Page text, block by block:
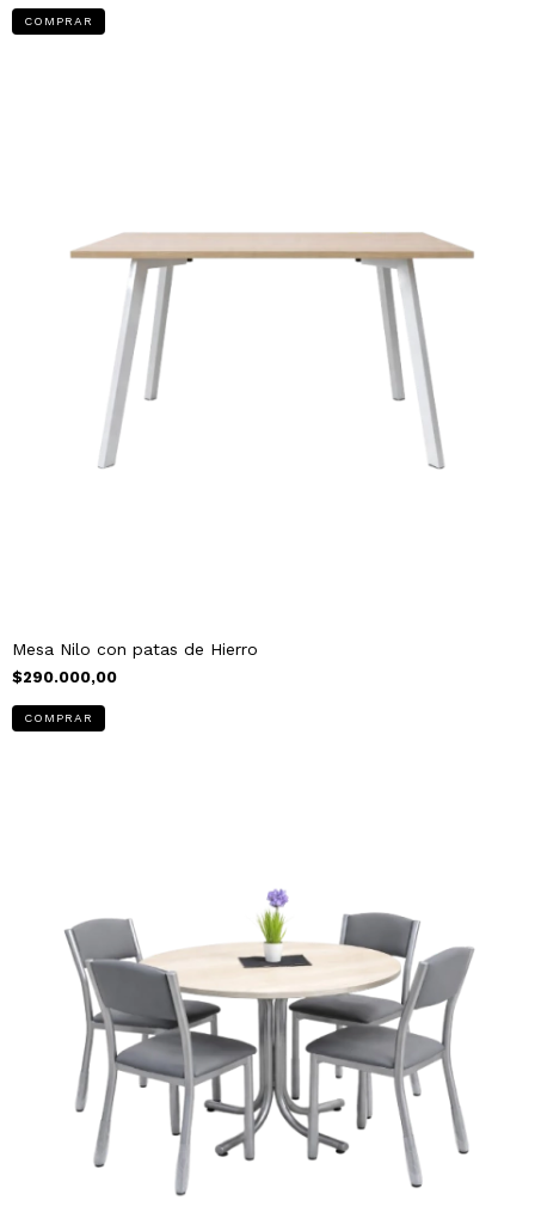
Mesa Nilo con patas de Hierro
$290.000,00